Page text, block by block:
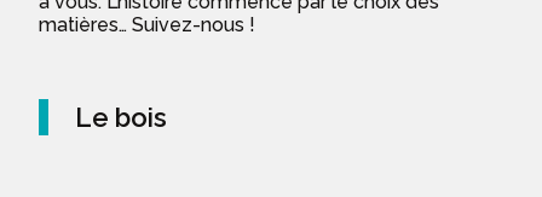
matières… Suivez-nous !
Le bois